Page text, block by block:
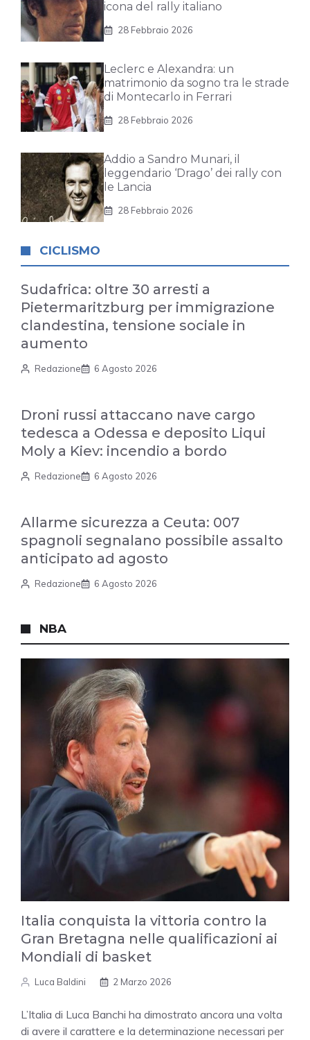
icona del rally italiano
28 Febbraio 2026
Leclerc e Alexandra: un
matrimonio da sogno tra le strade
di Montecarlo in Ferrari
28 Febbraio 2026
Addio a Sandro Munari, il
leggendario ‘Drago’ dei rally con
le Lancia
28 Febbraio 2026
CICLISMO
Sudafrica: oltre 30 arresti a
Pietermaritzburg per immigrazione
clandestina, tensione sociale in
aumento
Redazione 6 Agosto 2026
Droni russi attaccano nave cargo
tedesca a Odessa e deposito Liqui
Moly a Kiev: incendio a bordo
Redazione 6 Agosto 2026
Allarme sicurezza a Ceuta: 007
spagnoli segnalano possibile assalto
anticipato ad agosto
Redazione 6 Agosto 2026
NBA
Italia conquista la vittoria contro la
Gran Bretagna nelle qualificazioni ai
Mondiali di basket
Luca Baldini 2 Marzo 2026
L’Italia di Luca Banchi ha dimostrato ancora una volta
di avere il carattere e la determinazione necessari per